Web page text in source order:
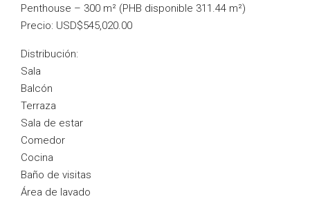
Penthouse – 300 m² (PHB disponible 311.44 m²)
Precio: USD$545,020.00
Distribución:
Sala
Balcón
Terraza
Sala de estar
Comedor
Cocina
Baño de visitas
Área de lavado